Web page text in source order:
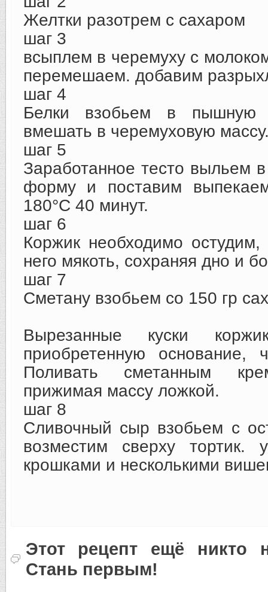
Желтки разотрем с сахаром
шаг 3
всыплем в черемуху с
перемешаем. добавим
шаг 4
Белки взобьем в пышную
вмешать в черемуховую
шаг 5
Заработанное тесто выльем
форму и поставим
180°С 40 минут.
шаг 6
Коржик необходимо
него мякоть, сохраняя дно и
шаг 7
Сметану взобьем со 150 гр
Вырезанные куски
приобретенную основание,
Поливать сметанным
прижимая массу ложкой.
шаг 8
Сливочный сыр взобьем с
возместим сверху тортик.
крошками и несколькими
Этот рецепт ещё никто
Стань первым!